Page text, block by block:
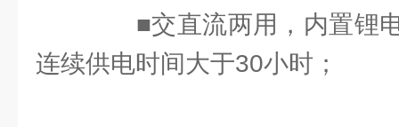
■交直流两用，内置锂电
连续供电时间大于30小时；